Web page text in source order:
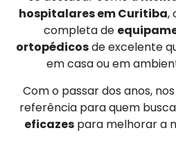
hospitalares em Curitiba,
completa de
ortopédicosde excelente
em casa ou em
Com o passar dos anos,
referência para quem busca
eficazespara melhorar a